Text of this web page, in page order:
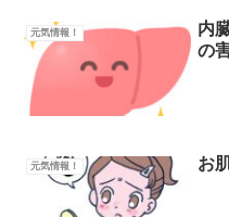
元気情報！
内
の
元気情報！ お